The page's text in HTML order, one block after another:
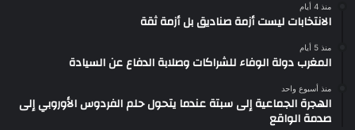
منذ 4 أيام
الانتخابات ليست أزمة صناديق بل أزمة ثقة
منذ 5 أيام
المغرب دولة الوفاء للشراكات وصلابة الدفاع عن السيادة
منذ أسبوع واحد
الهجرة الجماعية إلى سبتة عندما يتحول حلم الفردوس الأوروبي إلى
صدمة الواقع